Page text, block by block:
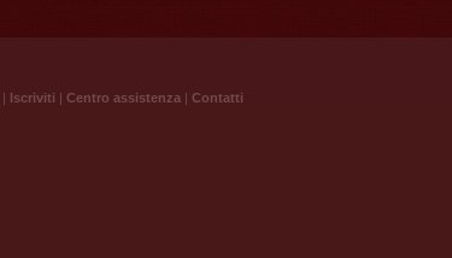
| Iscriviti | Centro assistenza | Contatti